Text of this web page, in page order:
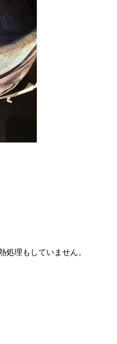
理もしていません。